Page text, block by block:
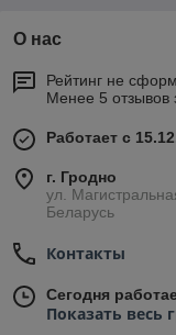
Обратный клапан
горизонтальных
* Полную техническую
О нас
Рейтинг не
Менее 5 отзывов
Работает с
г. Гродно
ул.
Беларусь
Контакты
Сегодня
Показать весь